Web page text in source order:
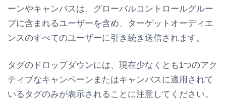
ーンやキャンバスは、グローバルコントロールグルー
プに含まれるユーザーを含め、ターゲットオーディエ
ンスのすべてのユーザーに引き続き送信されます。
タグのドロップダウンには、現在少なくとも1つのアク
ティブなキャンペーンまたはキャンバスに適用されて
いるタグのみが表示されることに注意してください。